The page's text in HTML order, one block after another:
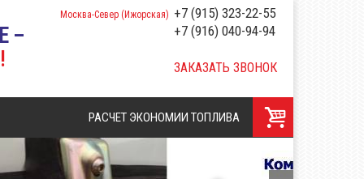
–
Москва-Север (Ижорская) +7 (915) 323-22-55
+7 (916) 040-94-94
ЗАКАЗАТЬ ЗВОНОК
РАСЧЕТ ЭКОНОМИИ ТОПЛИВА